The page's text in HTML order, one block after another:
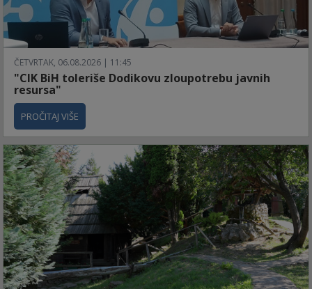
ČETVRTAK, 06.08.2026 | 11:45
"CIK BiH toleriše Dodikovu zloupotrebu javnih
resursa"
PROČITAJ VIŠE